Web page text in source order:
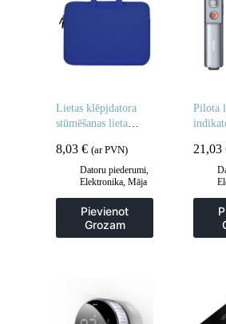
Lietas klēpjdatora
stūmēšanas lieta
Navy Blue
8,03 € (ar PVN)
Datoru piederumi,
Elektronika, Māja
Pievienot
Grozam
Pilota
21,03